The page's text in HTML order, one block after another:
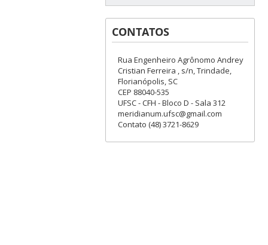
CONTATOS
Rua Engenheiro Agrônomo Andrey
Cristian Ferreira , s/n, Trindade,
Florianópolis, SC
CEP 88040-535
UFSC - CFH - Bloco D - Sala 312
meridianum.ufsc@gmail.com
Contato (48) 3721-8629